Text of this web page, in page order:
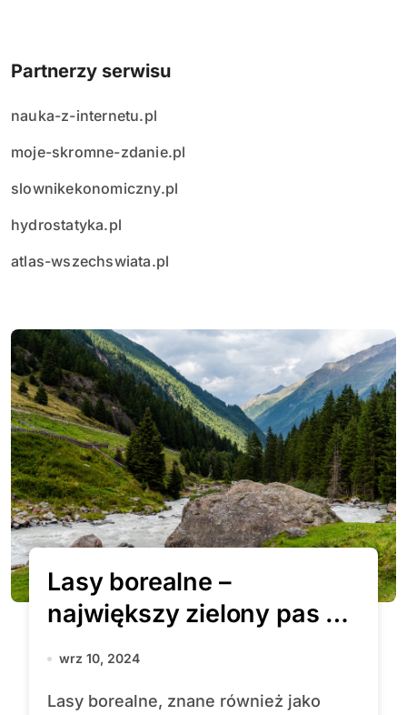
Partnerzy serwisu
nauka-z-internetu.pl
moje-skromne-zdanie.pl
slownikekonomiczny.pl
hydrostatyka.pl
atlas-wszechswiata.pl
Lasy borealne –
największy zielony pas na
Ziemi
wrz 10, 2024
Lasy borealne, znane również jako